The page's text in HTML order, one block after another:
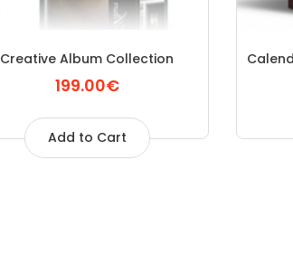
Creative Album Collection
199.00€
Add to Cart